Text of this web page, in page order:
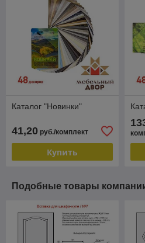
Каталог "Новинки"
41,20 руб./комплект
Купить
Подобные товары